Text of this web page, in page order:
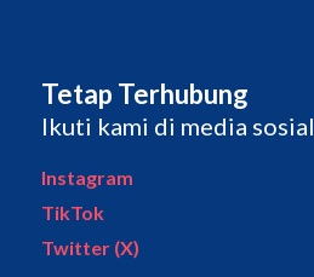
Tetap Terhubung
Ikuti kami di media sosial
Instagram
TikTok
Twitter (X)